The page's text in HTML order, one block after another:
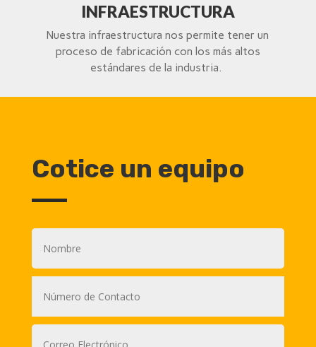
INFRAESTRUCTURA
Nuestra infraestructura nos permite tener un
proceso de fabricación con los más altos
estándares de la industria.
Cotice un equipo